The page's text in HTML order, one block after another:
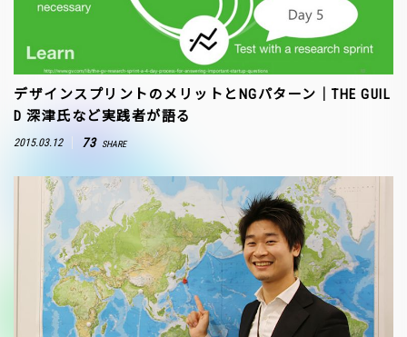
デザインスプリントのメリットとNGパターン｜THE GUIL
D 深津氏など実践者が語る
2015.03.12 73 SHARE